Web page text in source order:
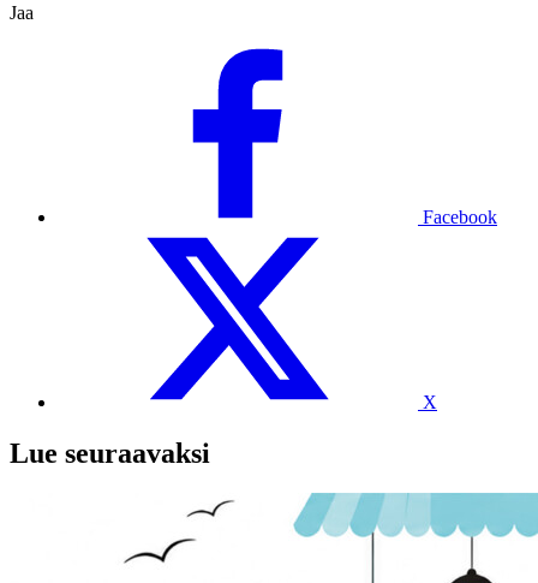
Jaa
Facebook
X
Lue seuraavaksi